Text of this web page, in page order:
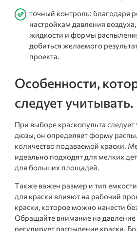
точный контроль: благодаря
настройкам давления
жидкости и формы
добиться желаемого
проекта.
Особенности,
следует учитывать.
При выборе краскопульта следует
дюзы, он определяет форму
количество подаваемой краски.
идеально подходят для мелких
для больших площадей.
Также важен размер и тип
для краски влияют на рабочий
краски, которое можно нанести
Обращайте внимание на давление
регулирует распыление краски.